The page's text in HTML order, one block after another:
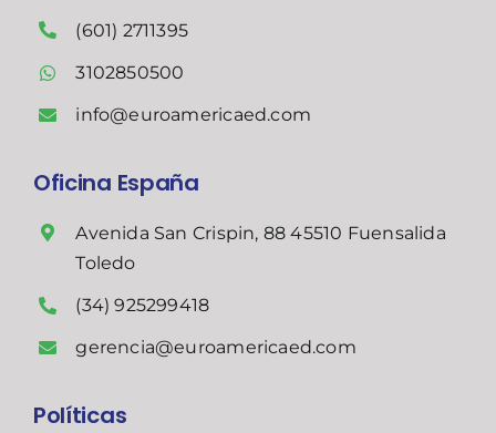
(601) 2711395
3102850500
info@euroamericaed.com
Oficina España
Avenida San Crispin, 88 45510 Fuensalida
Toledo
(34) 925299418
gerencia@euroamericaed.com
Políticas